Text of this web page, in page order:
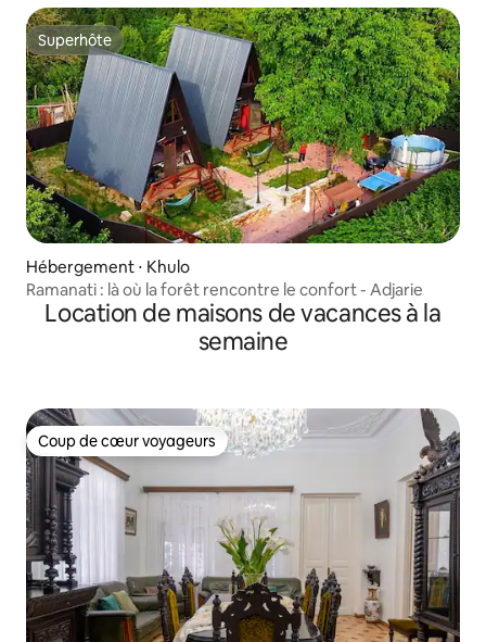
Superhôte
Superhôte
Hébergement ⋅ Khulo
Ramanati : là où la forêt rencontre le confort - Adjarie
Location de maisons de vacances à la
semaine
Coup de cœur voyageurs
Coup de cœur voyageurs